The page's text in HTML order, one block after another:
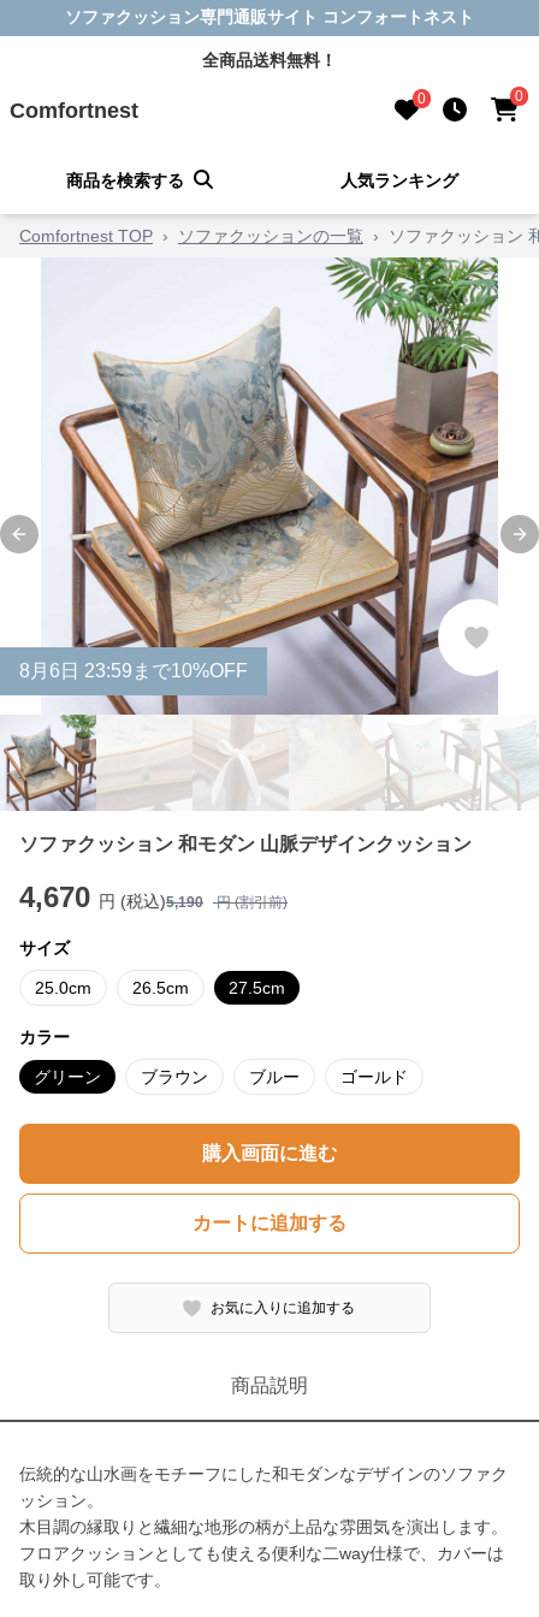
ソファクッション専門通販サイト コンフォートネスト
全商品送料無料！
Comfortnest 0 0
商品を検索する 人気ランキング
Comfortnest TOP › ソファクッションの一覧 › ソファクッション
Previous slide
8 月 6 日 23:59まで10%OFF
ソファクッション 和モダン 山脈デザインクッション
4,670 円 (税込)5,190 円 (割引前)
サイズ
25.0cm 26.5cm 27.5cm
カラー
グリーン ブラウン ブルー ゴールド
購入画面に進む
カートに追加する
お気に入りに追加する
商品説明
伝統的な山水画をモチーフにした和モダンなデザインのソファク
ッション。
木目調の縁取りと繊細な地形の柄が上品な雰囲気を演出します。
フロアクッションとしても使える便利な二way仕様で、カバーは
取り外し可能です。